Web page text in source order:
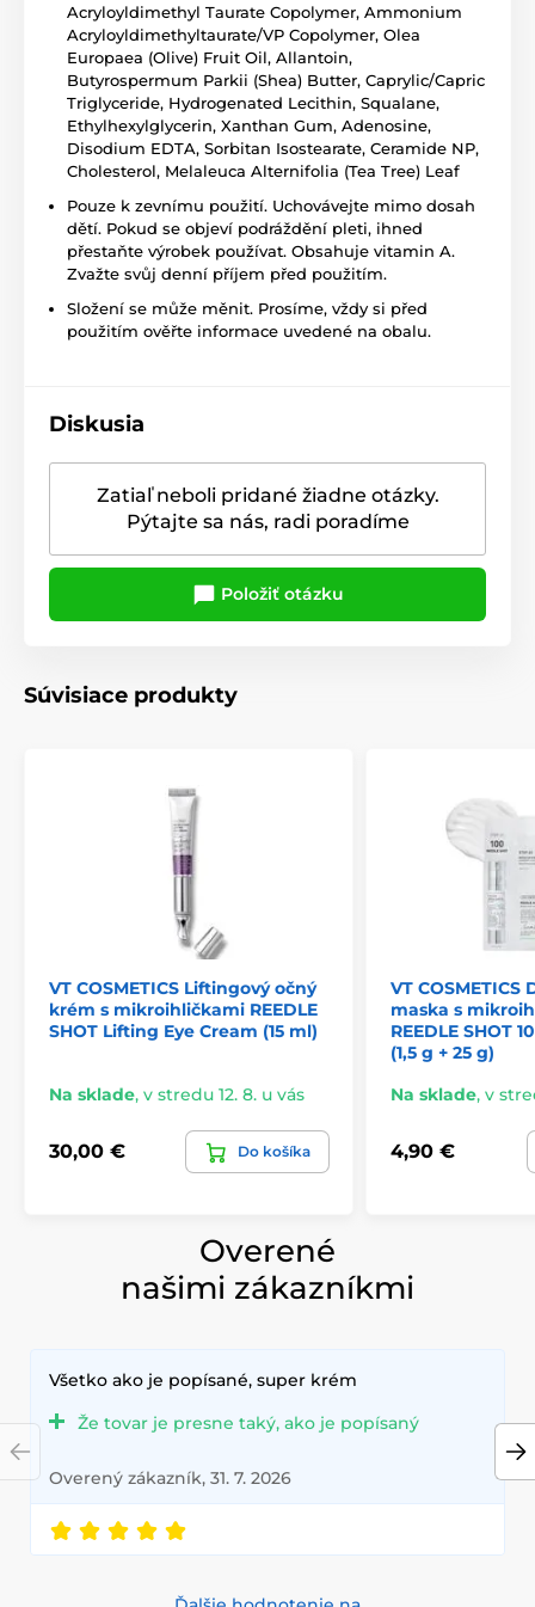
Acryloyldimethyl Taurate Copolymer, Ammonium
Acryloyldimethyltaurate/VP Copolymer, Olea
Europaea (Olive) Fruit Oil, Allantoin,
Butyrospermum Parkii (Shea) Butter, Caprylic/Capric
Triglyceride, Hydrogenated Lecithin, Squalane,
Ethylhexylglycerin, Xanthan Gum, Adenosine,
Disodium EDTA, Sorbitan Isostearate, Ceramide NP,
Cholesterol, Melaleuca Alternifolia (Tea Tree) Leaf
Pouze k zevnímu použití. Uchovávejte mimo dosah
dětí. Pokud se objeví podráždění pleti, ihned
přestaňte výrobek používat. Obsahuje vitamin A.
Zvažte svůj denní příjem před použitím.
Složení se může měnit. Prosíme, vždy si před
použitím ověřte informace uvedené na obalu.
Diskusia
Zatiaľ neboli pridané žiadne otázky.
Pýtajte sa nás, radi poradíme
Položiť otázku
Súvisiace produkty
VT COSMETICS Liftingový očný
krém s mikroihličkami REEDLE
SHOT Lifting Eye Cream (15 ml)
Na sklade, v stredu 12. 8. u vás
30,00 € Do košíka
VT COSMETICS
maska s
REEDLE SHOT
(1,5 g + 25 g)
Na sklade, v
4,90 €
Overené
našimi zákazníkmi
Všetko ako je popísané, super krém
Že tovar je presne taký, ako je popísaný
Overený zákazník, 31. 7. 2026